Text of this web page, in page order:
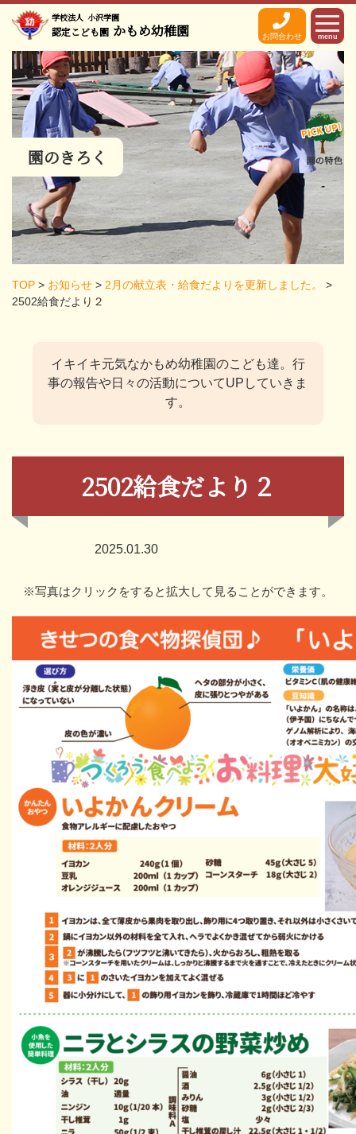
学校法人 小沢学園
認定こども園 かもめ幼稚園 お問合わせ menu
園のきろく
TOP > お知らせ > 2月の献立表・給食だよりを更新しました。
>
2502給食だより２
イキイキ元気なかもめ幼稚園のこども達。 行
事の報告や日々の活動についてUPしていきま
す。
2502給食だより２
2025.01.30
※写真はクリックをすると拡大して見ることができます。